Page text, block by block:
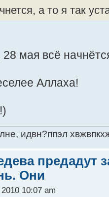
а то я так
мая всё
Аллаха!
идвн?ппэл
предадут
Они
10:07 am